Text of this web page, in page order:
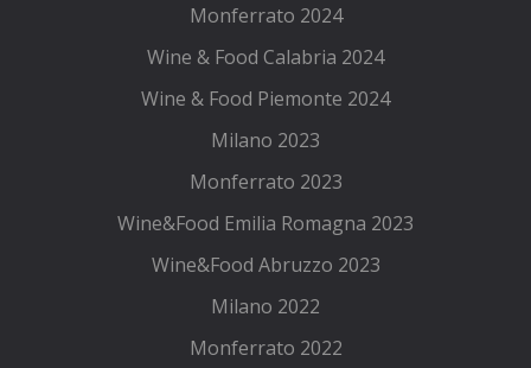
Monferrato 2024
Wine & Food Calabria 2024
Wine & Food Piemonte 2024
Milano 2023
Monferrato 2023
Wine&Food Emilia Romagna 2023
Wine&Food Abruzzo 2023
Milano 2022
Monferrato 2022